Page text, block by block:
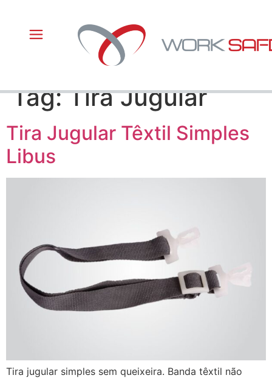
Tag:Tira Jugular
Tira Jugular Têxtil Simples
Libus
Tira jugular simples sem queixeira. Banda têxtil não